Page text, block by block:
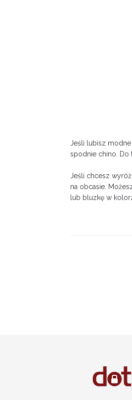
Jeśli lubisz
spodnie chino. Do
Jeśli chcesz
na obcasie.
lub bluzkę w